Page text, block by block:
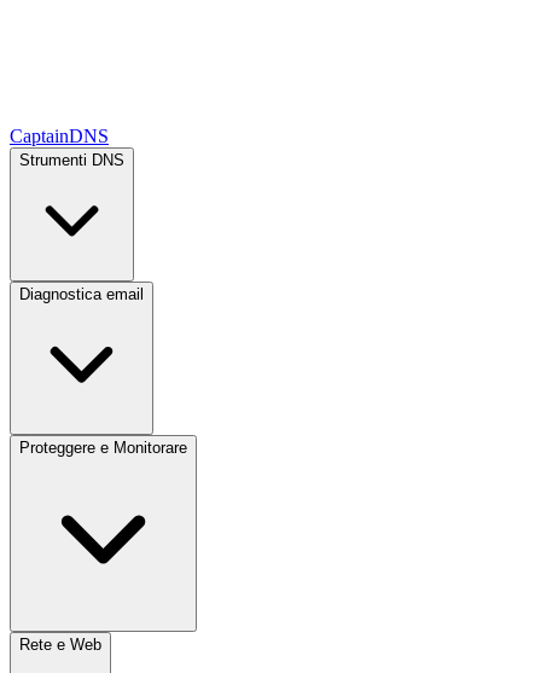
CaptainDNS
Strumenti DNS
Diagnostica email
Proteggere e Monitorare
Rete e Web